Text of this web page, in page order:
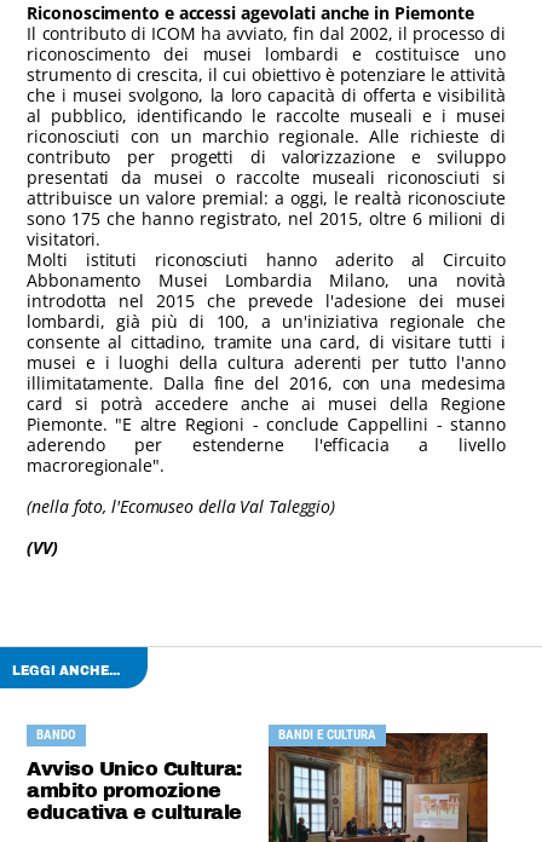
Riconoscimento e accessi agevolati anche in Piemonte
Il contributo di ICOM ha avviato, fin dal 2002, il processo di
riconoscimento dei musei lombardi e costituisce uno
strumento di crescita, il cui obiettivo è potenziare le attività
che i musei svolgono, la loro capacità di offerta e visibilità
al pubblico, identificando le raccolte museali e i musei
riconosciuti con un marchio regionale. Alle richieste di
contributo per progetti di valorizzazione e sviluppo
presentati da musei o raccolte museali riconosciuti si
attribuisce un valore premial: a oggi, le realtà riconosciute
sono 175 che hanno registrato, nel 2015, oltre 6 milioni di
visitatori.
Molti istituti riconosciuti hanno aderito al Circuito
Abbonamento Musei Lombardia Milano, una novità
introdotta nel 2015 che prevede l'adesione dei musei
lombardi, già più di 100, a un'iniziativa regionale che
consente al cittadino, tramite una card, di visitare tutti i
musei e i luoghi della cultura aderenti per tutto l'anno
illimitatamente. Dalla fine del 2016, con una medesima
card si potrà accedere anche ai musei della Regione
Piemonte. "E altre Regioni - conclude Cappellini - stanno
aderendo per estenderne l'efficacia a livello
macroregionale".
(nella foto, l'Ecomuseo della Val Taleggio)
(VV)
LEGGI ANCHE...
BANDO
Avviso Unico Cultura:
ambito promozione
educativa e culturale
BANDI E CULTURA